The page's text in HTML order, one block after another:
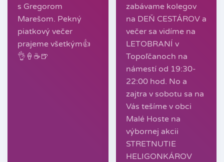
s Gregorom
Marešom. Pekný
piatkový večer
prajeme všetkým👍
👌🍦☕️🍺
zabávame kolegov
na DEŇ CESTÁROV a
večer sa vidíme na
LETOBRANÍ v
Topoľčanoch na
námestí od 19:30-
22:00 hod. No a
zajtra v sobotu sa na
Vás tešíme v obci
Malé Hoste na
výbornej akcii
STRETNUTIE
HELIGONKÁROV